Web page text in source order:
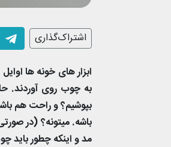
اشتراک‌گذاری
ابزار های خونه ها
به چوب روی آوردند.
بپوشیم؟ و راحت هم
باشه. میتونه؟ (در
مد و اینکه چطور باید